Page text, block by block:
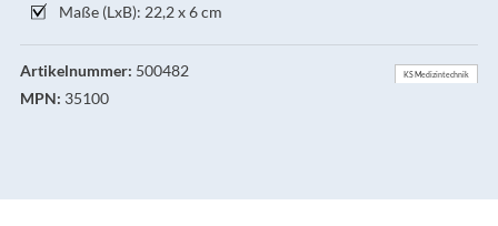
Maße (LxB): 22,2 x 6 cm
Artikelnummer: 500482
MPN: 35100
KS Medizintechnik